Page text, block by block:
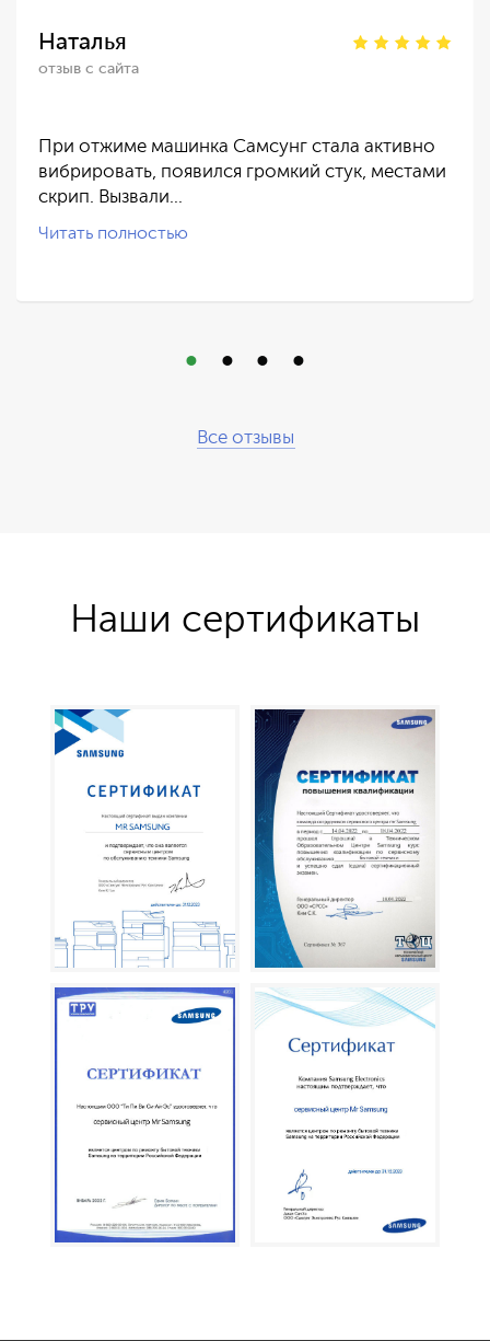
Наталья
отзыв с сайта
При отжиме машинка Самсунг стала активно
вибрировать, появился громкий стук, местами
скрип. Вызвали…
Читать полностью
Все отзывы
Наши сертификаты